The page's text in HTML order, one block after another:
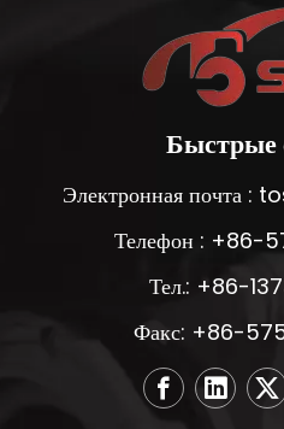
Быстрые
Электронная почта :
Телефон : +86-
Тел.: +86-
Факс: +86-